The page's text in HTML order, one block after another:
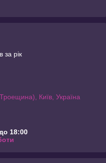
за рік
Київ, Україна
18:00